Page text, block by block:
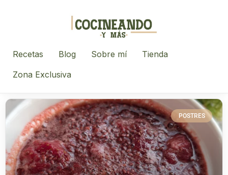
Recetas Blog Sobre mí
Tienda
Zona Exclusiva
POSTRES